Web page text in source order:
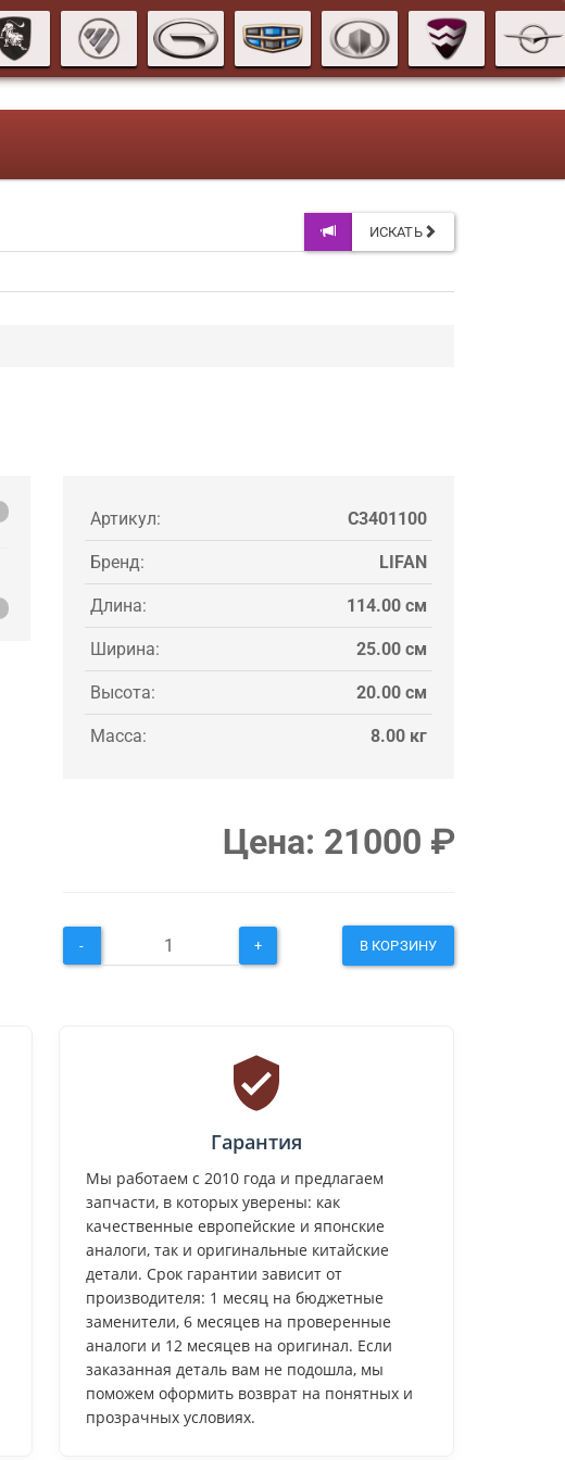
ИСКАТЬ
Артикул: C3401100
Бренд: LIFAN
Длина: 114.00 см
Ширина: 25.00 см
Высота: 20.00 см
Масса: 8.00 кг
Цена: 21000 ₽
- + В КОРЗИНУ
Гарантия
Мы работаем с 2010 года и предлагаем
запчасти, в которых уверены: как
качественные европейские и японские
аналоги, так и оригинальные китайские
детали. Срок гарантии зависит от
производителя: 1 месяц на бюджетные
заменители, 6 месяцев на проверенные
аналоги и 12 месяцев на оригинал. Если
заказанная деталь вам не подошла, мы
поможем оформить возврат на понятных и
прозрачных условиях.